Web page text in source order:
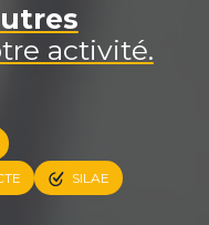
activité.
SILAE